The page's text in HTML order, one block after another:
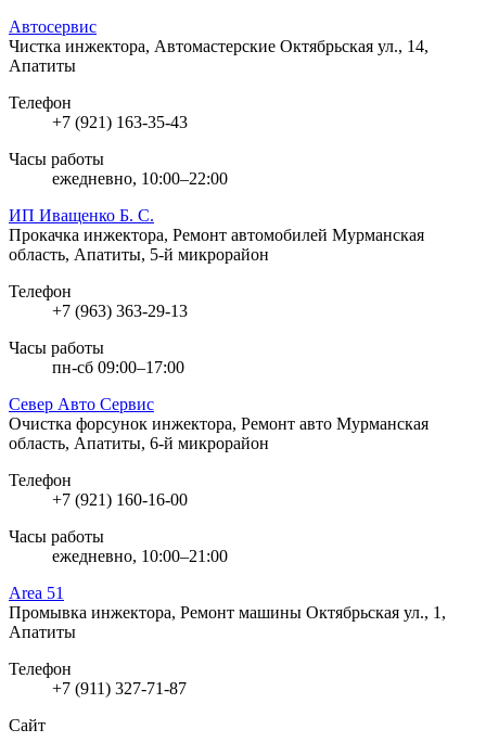
Автосервис
Чистка инжектора, Автомастерские Октябрьская ул., 14,
Апатиты
Телефон
+7 (921) 163-35-43
Часы работы
ежедневно, 10:00–22:00
ИП Иващенко Б. С.
Прокачка инжектора, Ремонт автомобилей Мурманская
область, Апатиты, 5-й микрорайон
Телефон
+7 (963) 363-29-13
Часы работы
пн-сб 09:00–17:00
Север Авто Сервис
Очистка форсунок инжектора, Ремонт авто Мурманская
область, Апатиты, 6-й микрорайон
Телефон
+7 (921) 160-16-00
Часы работы
ежедневно, 10:00–21:00
Area 51
Промывка инжектора, Ремонт машины Октябрьская ул., 1,
Апатиты
Телефон
+7 (911) 327-71-87
Сайт